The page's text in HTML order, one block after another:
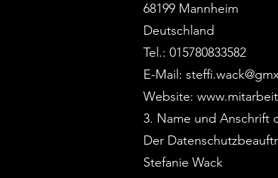
68199 Mannheim
Deutschland
Tel.: 015780833582
E-Mail:
Website:
3. Name und Anschrift
Der
Stefanie Wack